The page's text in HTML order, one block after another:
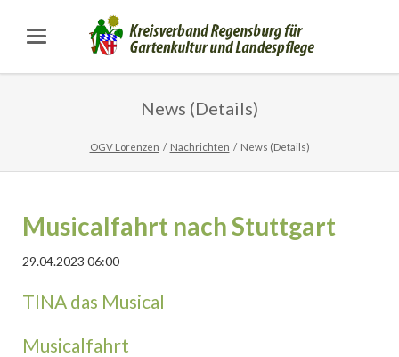
News (Details)
OGV Lorenzen Nachrichten News (Details)
Musicalfahrt nach Stuttgart
29.04.2023 06:00
TINA das Musical
Musicalfahrt